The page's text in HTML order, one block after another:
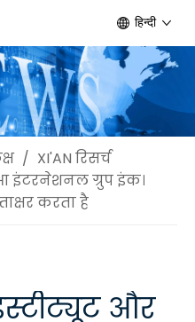
हिन्दी
/ XI'AN रिसर्च
इंटरनेशनल ग्रुप इंक।
करता है
और